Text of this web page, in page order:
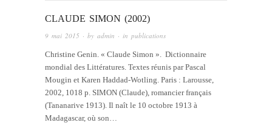
CLAUDE SIMON (2002)
9 mai 2015 · by admin · in publications
Christine Genin. « Claude Simon ». Dictionnaire
mondial des Littératures. Textes réunis par Pascal
Mougin et Karen Haddad-Wotling. Paris : Larousse,
2002, 1018 p. SIMON (Claude), romancier français
(Tananarive 1913). Il naît le 10 octobre 1913 à
Madagascar, où son…